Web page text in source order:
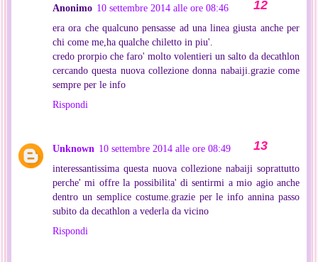
Anonimo 10 settembre 2014 alle ore 08:46
era ora che qualcuno pensasse ad una linea giusta anche per
chi come me,ha qualche chiletto in piu'.
credo prorpio che faro' molto volentieri un salto da decathlon
cercando questa nuova collezione donna nabaiji.grazie come
sempre per le info
Rispondi
Unknown 10 settembre 2014 alle ore 08:49
interessantissima questa nuova collezione nabaiji soprattutto
perche' mi offre la possibilita' di sentirmi a mio agio anche
dentro un semplice costume.grazie per le info annina passo
subito da decathlon a vederla da vicino
Rispondi